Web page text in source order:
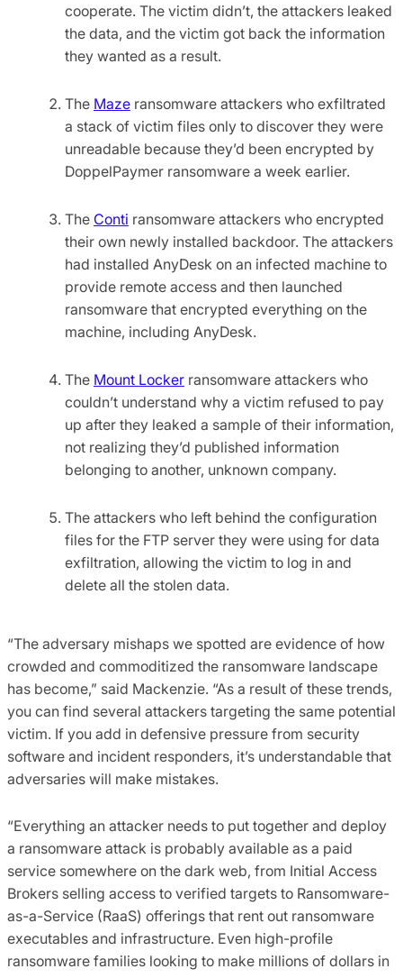
cooperate. The victim didn’t, the attackers leaked
the data, and the victim got back the information
they wanted as a result.
The Maze ransomware attackers who exfiltrated
a stack of victim files only to discover they were
unreadable because they’d been encrypted by
DoppelPaymer ransomware a week earlier.
The Conti ransomware attackers who encrypted
their own newly installed backdoor. The attackers
had installed AnyDesk on an infected machine to
provide remote access and then launched
ransomware that encrypted everything on the
machine, including AnyDesk.
The Mount Locker ransomware attackers who
couldn’t understand why a victim refused to pay
up after they leaked a sample of their information,
not realizing they’d published information
belonging to another, unknown company.
The attackers who left behind the configuration
files for the FTP server they were using for data
exfiltration, allowing the victim to log in and
delete all the stolen data.
“The adversary mishaps we spotted are evidence of how
crowded and commoditized the ransomware landscape
has become,” said Mackenzie. “As a result of these trends,
you can find several attackers targeting the same potential
victim. If you add in defensive pressure from security
software and incident responders, it’s understandable that
adversaries will make mistakes.
“Everything an attacker needs to put together and deploy
a ransomware attack is probably available as a paid
service somewhere on the dark web, from Initial Access
Brokers selling access to verified targets to Ransomware-
as-a-Service (RaaS) offerings that rent out ransomware
executables and infrastructure. Even high-profile
ransomware families looking to make millions of dollars in